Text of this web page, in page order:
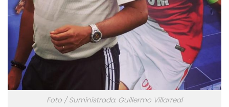
Foto / Suministrada. Guillermo Villarreal